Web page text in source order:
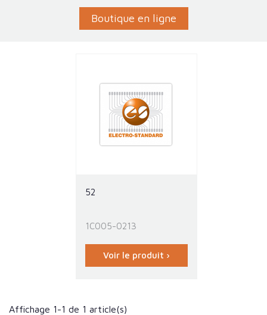
Boutique en ligne
52
1C005-0213
Voir le produit ›
Affichage 1-1 de 1 article(s)